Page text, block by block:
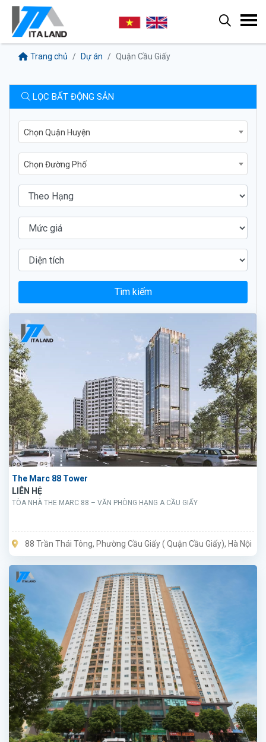
Trang chủ Dự án Quận Cầu Giấy
LỌC BẤT ĐỘNG SẢN
Chọn Quận Huyện
Chọn Đường Phố
Tìm kiếm
The Marc 88 Tower
LIÊN HỆ
TÒA NHÀ THE MARC 88 – VĂN PHÒNG HẠNG A CẦU GIẤY
88 Trần Thái Tông, Phường Cầu Giấy ( Quận Cầu Giấy), Hà Nội